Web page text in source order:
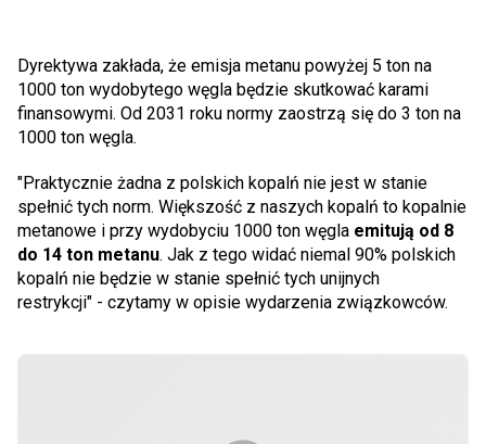
Dyrektywa zakłada, że emisja metanu powyżej 5 ton na
1000 ton wydobytego węgla będzie skutkować karami
finansowymi. Od 2031 roku normy zaostrzą się do 3 ton na
1000 ton węgla.
"Praktycznie żadna z polskich kopalń nie jest w stanie
spełnić tych norm. Większość z naszych kopalń to kopalnie
metanowe i przy wydobyciu 1000 ton węgla emitują od 8
do 14 ton metanu. Jak z tego widać niemal 90% polskich
kopalń nie będzie w stanie spełnić tych unijnych
restrykcji" - czytamy w opisie wydarzenia związkowców.